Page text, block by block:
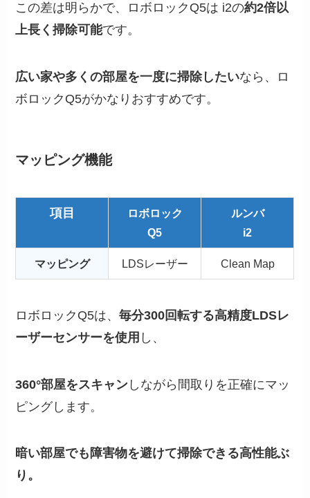
この差は明らかで、ロボロックQ5は i2の約2倍以
上長く掃除可能です。
広い家や多くの部屋を一度に掃除したいなら、ロ
ボロックQ5がかなりおすすめです。
マッピング機能
項目
ロボロック
Q5
ルンバ
i2
マッピング LDSレーザー Clean Map
ロボロックQ5は、毎分300回転する高精度LDSレ
ーザーセンサーを使用 し、
360°部屋をスキャン しながら間取りを正確にマッ
ピングします。
暗い部屋でも障害物を避けて掃除できる高性能ぶ
り。